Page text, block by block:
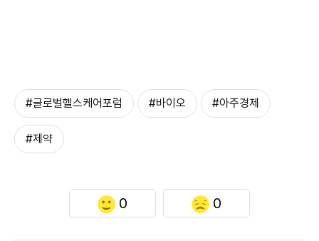
#글로벌헬스케어포럼 #바이오 #아주경제
#제약
0 0